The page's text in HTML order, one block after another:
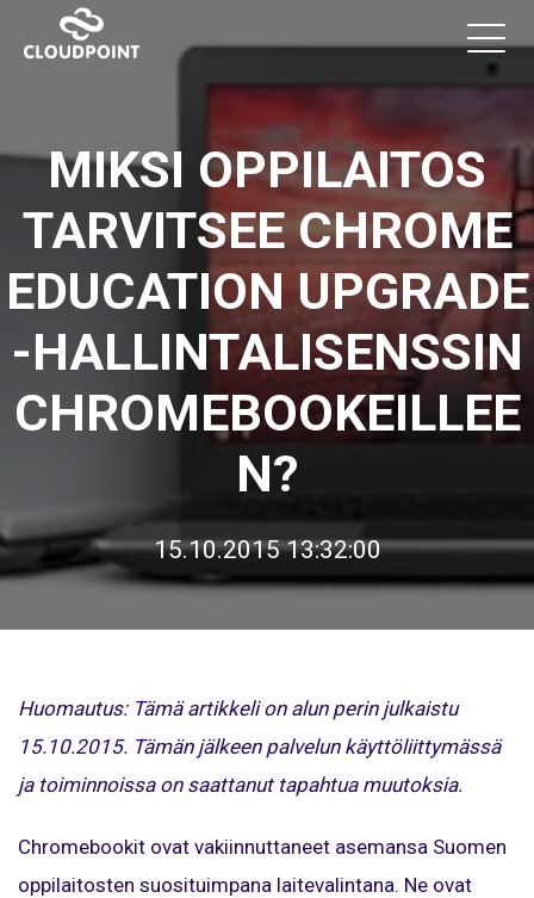
MIKSI OPPILAITOS
TARVITSEE CHROME
EDUCATION UPGRADE
-HALLINTALISENSSIN
CHROMEBOOKEILLEE
N?
15.10.2015 13:32:00
Huomautus: Tämä artikkeli on alun perin julkaistu
15.10.2015. Tämän jälkeen palvelun käyttöliittymässä
ja toiminnoissa on saattanut tapahtua muutoksia.
Chromebookit ovat vakiinnuttaneet asemansa Suomen
oppilaitosten suosituimpana laitevalintana. Ne ovat